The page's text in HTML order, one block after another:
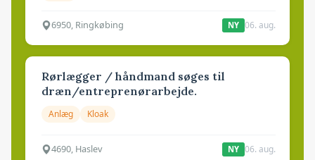
6950, Ringkøbing NY 06. aug.
Rørlægger / håndmand søges til
dræn/entreprenørarbejde.
Anlæg Kloak
4690, Haslev NY 06. aug.